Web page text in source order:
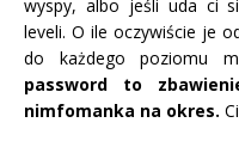
wyspy, albo jeśli uda ci
leveli. O ile oczywiście je
do każdego poziomu
password to
nimfomanka na okres.